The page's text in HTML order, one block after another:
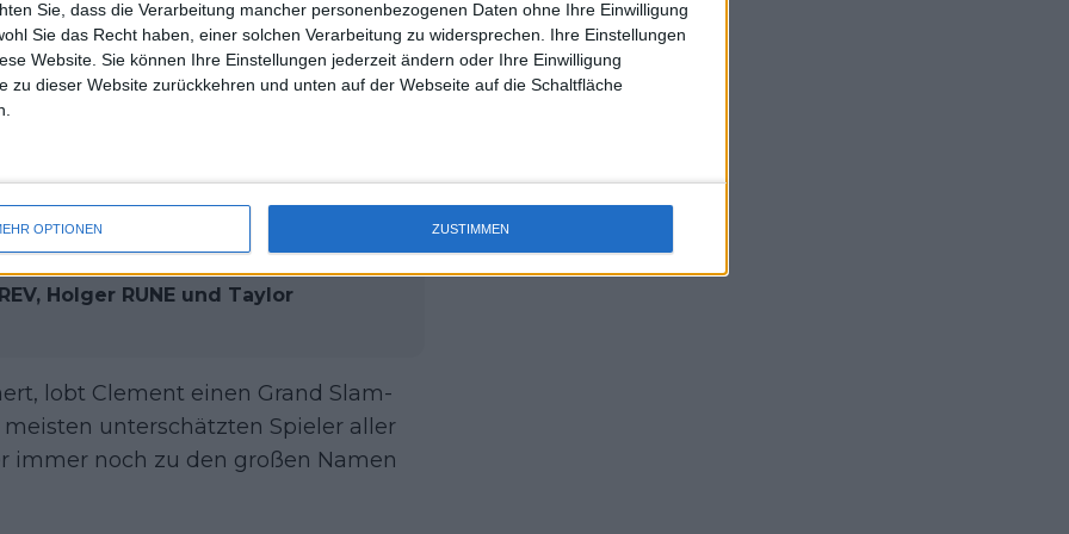
Sie, dass die Verarbeitung mancher personenbezogenen Daten ohne Ihre Einwilligung
Sie das Recht haben, einer solchen Verarbeitung zu widersprechen. Ihre Einstellungen
Website. Sie können Ihre Einstellungen jederzeit ändern oder Ihre Einwilligung
zu dieser Website zurückkehren und unten auf der Webseite auf die Schaltfläche
OPTIONEN ZUSTIMMEN
konnte ihn sein Körperbau
Intensität aufrechterhalten."
Zverev oder Rublev nicht
immer noch nicht, dass diese Jungs
Mexicano Telcel
Holger RUNE und Taylor
lobt Clement einen Grand Slam-
unterschätzten Spieler aller
immer noch zu den großen Namen
uss J-L-Struff wahrscheinlich morge 3 Spiele absolvieren (2.
mal Einzel 1x Doppel) dank der hervorragenden Unterstützung
des Kommentators für F-A-A